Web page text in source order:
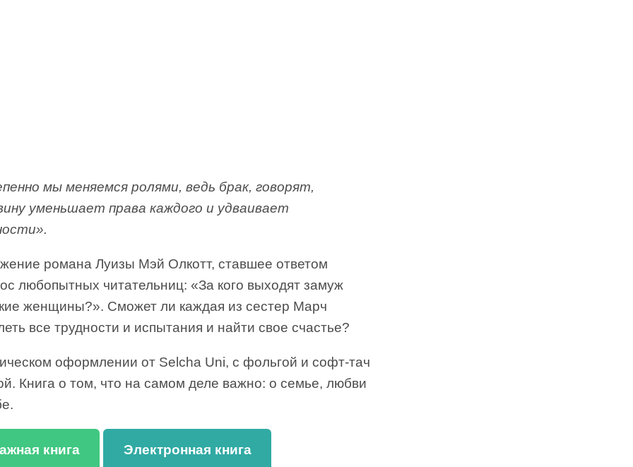
мы меняемся ролями, ведь брак, говорят,
уменьшает права каждого и удваивает
романа Луизы Мэй Олкотт, ставшее ответом
любопытных читательниц: «За кого выходят замуж
женщины?». Сможет ли каждая из сестер Марч
все трудности и испытания и найти свое счастье?
оформлении от Selcha Uni, с фольгой и софт-тач
Книга о том, что на самом деле важно: о семье, любви
книга Электронная книга